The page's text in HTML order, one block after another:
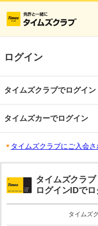
ログイン
タイムズクラブでログイン
タイムズカーでログイン
タイムズクラブにご入会
タイムズクラブ
ログインIDで
タイムズ